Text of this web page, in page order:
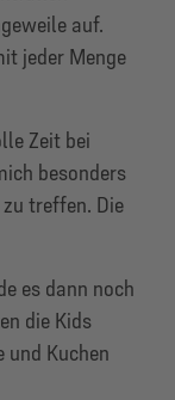
auf.
jeder Menge
Zeit bei
besonders
treffen. Die
es dann noch
die Kids
und Kuchen